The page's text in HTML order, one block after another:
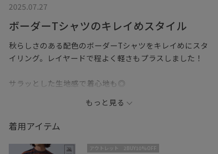
2025.07.27
ボーダーTシャツのキレイめスタイル
秋らしさのある配色のボーダーTシャツをキレイめにスタ
イリング。レイヤードで程よく軽さもプラスしました！
サラッとした生地感で着心地も◎
デニムやショートパンツと合わせたカジュアルなスタイ
ルもおすすめです！
もっと見る
着用アイテム
アウトレット 2BUY10%OFF